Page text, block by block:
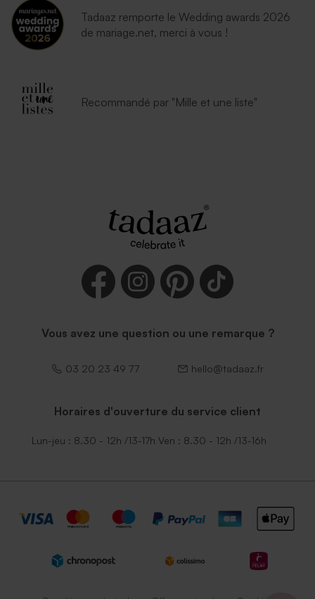
Tadaaz remporte le Wedding awards 2026
de mariage.net, merci à vous !
Recommandé par "Mille et une liste"
Vous avez une question ou une remarque ?
03 20 23 49 77 hello@tadaaz.fr
Horaires d'ouverture du service client
Lun-jeu : 8.30 - 12h /13-17h Ven : 8.30 - 12h /13-16h